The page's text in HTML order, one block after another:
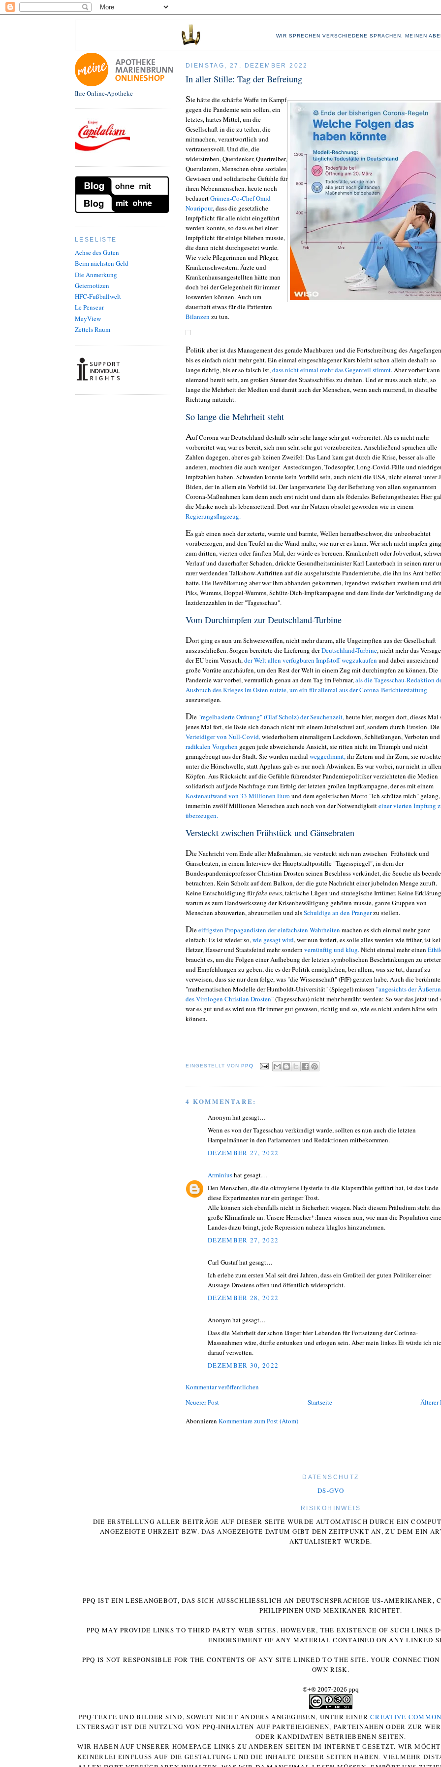
WIR SPRECHEN VERSCHIEDENE SPRACHEN. MEINEN
Ihre Online-Apotheke
LESELISTE
Achse des Guten
Beim nächsten Geld
Die Anmerkung
Geiernotizen
HFC-Fußballwelt
Le Penseur
MeyView
Zettels Raum
DIENSTAG, 27. DEZEMBER 2022
In aller Stille: Tag der Befreiung
Sie hätte die schärfte Waffe im Kampf
gegen die Pandemie sein sollen, ein
letztes, hartes Mittel, um die
Gesellschaft in die zu teilen, die
mitmachen, verantwortlich und
vertrauensvoll. Und die, die
widerstreben, Querdenker, Quertreiber,
Querulanten, Menschen ohne soziales
Gewissen und solidarische Gefühle für
ihren Nebenmenschen. heute noch
bedauertGrünen-Co-Chef Omid
Nouripour, dass die gesetzliche
Impfpflicht für alle nicht eingeführt
werden konnte, so dass es bei einer
Impfpflicht für einige blieben musste,
die dann nicht durchgesetzt wurde.
Wie viele Pflegerinnen und Pfleger,
Krankenschwestern, Ärzte und
Krankenhausangestellten hätte man
doch bei der Gelegenheit für immer
loswerden können. Auch um
dauerhaft etwas für diePatienten
Bilanzen zu tun.
Politik aber ist das Management des gerade Machbaren und die Fortschreibung des
bis es einfach nicht mehr geht. Ein einmal eingeschlagener Kurs bleibt schon allein deshalb so
lange richtig, bis er so falsch ist, dass nicht einmal mehr das Gegenteil stimmt. Aber vorher kann
niemand bereit sein, am großen Steuer des Staatsschiffes zu drehen. Und er muss auch nicht, so
lange die Mehrheit der Medien und damit auch der Menschen, wenn auch murrend, in dieselbe
Richtung mitzieht.
So lange die Mehrheit steht
Auf Corona war Deutschland deshalb sehr sehr lange sehr gut vorbereitet. Als es nicht mehr
vorbereitet war, war es bereit, sich nun sehr, sehr gut vorzubereiten. Anschließend sprachen alle
Zahlen dagegen, aber es gab keinen Zweifel: Das Land kam gut durch die Krise, besser als alle
anderen, mochten die auch weniger Ansteckungen, Todesopfer, Long-Covid-Fälle und
Impfzahlen haben. Schweden konnte kein Vorbild sein, auch nicht die USA, nicht einmal unter
Biden, der in allem ein Vorbild ist. Der langerwartete Tag der Befreiung von allen sogenannten
Corona-Maßnahmen kam denn auch erst nicht und dann als föderales Befreiungstheater. Hier
die Maske noch als lebensrettend. Dort war ihr Nutzen obsolet geworden wie in einem
Regierungsflugzeug.
Es gab einen noch der zeterte, warnte und barmte, Wellen heraufbeschwor, die unbeobachtet
vorüberzogen, und den Teufel an die Wand malte, wie nur er es kann. Wer sich nicht impfen
zum dritten, vierten oder fünften Mal, der würde es bereuen. Krankenbett oder Jobverlust,
Verlauf und dauerhafter Schaden, drückte Gesundheitsminister Karl Lauterbach in seinen rarer
rarer werdenden Talkshow-Auftritten auf die ausgelutschte Pandemietube, die ihn ins Amt
hatte. Die Bevölkerung aber war ihm abhanden gekommen, irgendwo zwischen zweitem und
Piks, Wumms, Doppel-Wumms, Schütz-Dich-Impfkampagne und dem Ende der Verkündigung
Inzidenzzahlen in der "Tagesschau".
Vom Durchimpfen zur Deutschland-Turbine
Dort ging es nun um Schwerewaffen, nicht mehr darum, alle Ungeimpften aus der Gesellschaft
auszuschließen. Sorgen bereitete die Lieferung derDeutschland-Turbine, nicht mehr das
der EU beim Versuch, der Welt allen verfügbaren Impfstoff wegzukaufen und dabei ausreichend
große Vorräte anzuhäufen, um den Rest der Welt in einem Zug mit durchimpfen zu können. Die
Pandemie war vorbei, vermutlich genau an dem Tag im Februar, als die Tagesschau-Redaktion
Ausbruch des Krieges im Osten nutzte, um ein für allemal aus der Corona-Berichterstattung
auszusteigen.
Die "regelbasierte Ordnung" (Olaf Scholz) der Seuchenzeit, heute hier, morgen dort, dieses Mal
jenes Mal fort, sie löste sich danach nicht mit einem Jubelschrei auf, sondern durch Erosion. Die
Verteidiger von Null-Covid, wiederholtem einmaligem Lockdown, Schließungen, Verboten und
radikalen Vorgehen gegen jede abweichende Ansicht, sie ritten nicht im Triumph und nicht
gramgebeugt aus der Stadt. Sie wurden medial weggedimmt, ihr Zetern und ihr Zorn, sie
unter die Hörschwelle, statt Applaus gab es nur noch Abwinken. Es war vorbei, nur nicht in allen
Köpfen. Aus Rücksicht auf die Gefühle führendster Pandemiepolitiker verzichteten die Medien
solidarisch auf jede Nachfrage zum Erfolg der letzten großen Impfkampagne, der es mit einem
Kostenaufwand von 33 Millionen Euro und dem egoistischen Motto "Ich schütze mich" gelang,
immerhin zwölf Millionen Menschen auch noch von der Notwendigkeiteiner vierten Impfung
überzeugen.
Versteckt zwischen Frühstück und Gänsebraten
Die Nachricht vom Ende aller Maßnahmen, sie versteckt sich nun zwischen Frühstück und
Gänsebraten, in einem Interview der Hauptstadtpostille "Tagesspiegel", in dem der
Bundespandemieprofessor Christian Drosten seinen Beschluss verkündet, die Seuche als
betrachten. Kein Scholz auf dem Balkon, der die gute Nachricht einer jubelnden Menge zuruft.
Keine Entschuldigung fürfake news, taktische Lügen und strategische Irrtümer. Keine
warum es zum Handwerkszeug der Krisenbewältigung gehören musste, ganze Gruppen von
Menschen abzuwerten, abzuurteilen und alsSchuldige an den Prangerzu stellen.
Dieeifrigsten Propagandisten der einfachsten Wahrheiten machen es sich einmal mehr ganz
einfach: Es ist wieder so, wie gesagt wird, wer nun fordert, es solle alles werden wie früher, ist
Hetzer, Hasser und Staatsfeind mehr sondern vernünftig und klug. Nicht einmal mehr einen
braucht es, um die Folgen einer Aufhebung der letzten symbolischen Beschränkungen zu
und Empfehlungen zu geben, die es der Politik ermöglichen, bei allem, was sie tut, darauf zu
verweisen, dass sie nur dem folge, was "die Wissenschaft" (FfF) geraten habe. Auch die
"mathematischen Modelle der Humboldt-Universität" (Spiegel) müssen "angesichts der
des Virologen Christian Drosten"(Tagesschau) nicht mehr bemüht werden: So war das jetzt und
war es gut und es wird nun für immer gut gewesen, richtig und so, wie es nicht anders hätte sein
können.
EINGESTELLT VON PPQ
4 KOMMENTARE:
Anonym hat gesagt…
Wenn es von der Tagesschau verkündigt wurde, sollten es nun auch die letzten
Hampelmänner in den Parlamenten und Redaktionen mitbekommen.
DEZEMBER 27, 2022
Arminiushat gesagt…
Den Menschen, die die oktroyierte Hysterie in die Klapsmühle geführt hat, ist das Ende
diese Experimentes nur ein geringer Trost.
Alle können sich ebenfalls nicht in Sicherheit wiegen. Nach diesem Präludium steht das
große Klimafinale an. Unsere Herrscher*:Innen wissen nun, wie man die Population
Landes dazu bringt, jede Repression nahezu klaglos hinzunehmen.
DEZEMBER 27, 2022
Carl Gustaf hat gesagt…
Ich erlebe zum ersten Mal seit drei Jahren, dass ein Großteil der guten Politiker einer
Aussage Drostens offen und öffentlich widerspricht.
DEZEMBER 28, 2022
Anonym hat gesagt…
Dass die Mehrheit der schon länger hier Lebenden für Fortsetzung der Corinna-
Massnahmen wäre, dürfte erstunken und erlogen sein. Aber mein linkes Ei würde ich
darauf verwetten.
DEZEMBER 30, 2022
Kommentar veröffentlichen
Neuerer Post
Älterer
Startseite
Abonnieren Kommentare zum Post (Atom)
DATENSCHUTZ
DS-GVO
RISIKOHINWEIS
DIE ERSTELLUNG ALLER BEITRÄGE AUF DIESER SEITE WURDE AUTOMATISCH DURCH EIN
ANGEZEIGTE UHRZEIT BZW. DAS ANGEZEIGTE DATUM GIBT DEN ZEITPUNKT AN, ZU DEM EIN
AKTUALISIERT WURDE.
PPQ IST EIN LESEANGEBOT, DAS SICH AUSSCHLIESSLICH AN DEUTSCHSPRACHIGE US-AMERIKANER,
HILIPPINEN UND MEXIKANER RICHTET.
PPQ MAY PROVIDE LINKS TO THIRD PARTY WEB SITES. HOWEVER, THE EXISTENCE OF SUCH LINKS
ENDORSEMENT OF ANY MATERIAL CONTAINED ON ANY LINKED
PPQ IS NOT RESPONSIBLE FOR THE CONTENTS OF ANY SITE LINKED TO THE SITE. YOUR
OWN RISK.
©+® 2007-2026 ppq
PPQ-TEXTE UND BILDER SIND, SOWEIT NICHT ANDERS ANGEGEBEN, UNTER EINERCREATIVE
UNTERSAGT IST DIE NUTZUNG VON PPQ-INHALTEN AUF PARTEIEIGENEN, PARTEINAHEN ODER ZUR
ODER KANDIDATEN BETRIEBENEN SEITEN.
WIR HABEN AUF UNSERER HOMEPAGE LINKS ZU ANDEREN SEITEN IM INTERNET GESETZT. WIR
KEINERLEI EINFLUSS AUF DIE GESTALTUNG UND DIE INHALTE DIESER SEITEN HABEN. VIELMEHR